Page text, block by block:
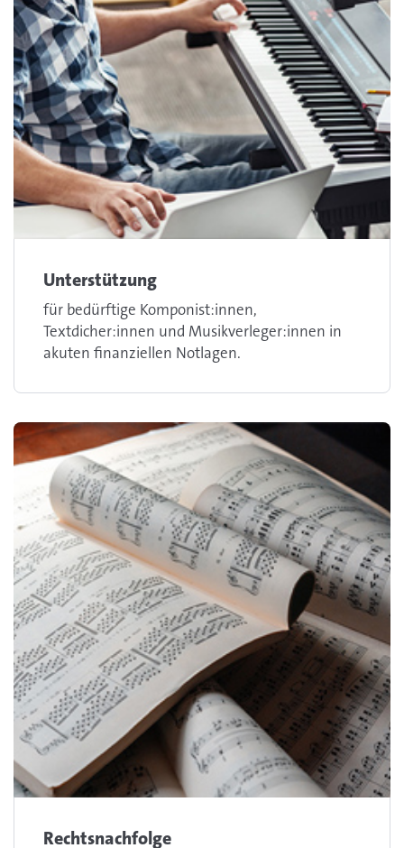
Unterstützung
für bedürftige Komponist:innen,
Textdicher:innen und Musikverleger:innen in
akuten finanziellen Notlagen.
Rechtsnachfolge